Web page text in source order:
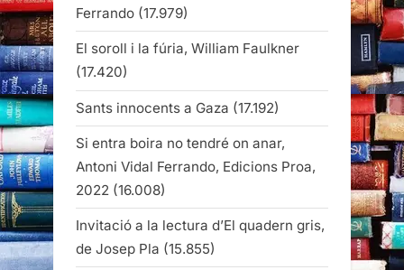
Ferrando (17.979)
El soroll i la fúria, William Faulkner
(17.420)
Sants innocents a Gaza (17.192)
Si entra boira no tendré on anar,
Antoni Vidal Ferrando, Edicions Proa,
2022 (16.008)
Invitació a la lectura d’El quadern gris,
de Josep Pla (15.855)